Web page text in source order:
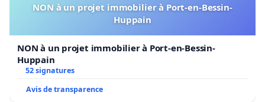
NON à un projet immobilier à Port-en-Bessin-
Huppain
NON à un projet immobilier à Port-en-Bessin-
Huppain
52 signatures
Avis de transparence